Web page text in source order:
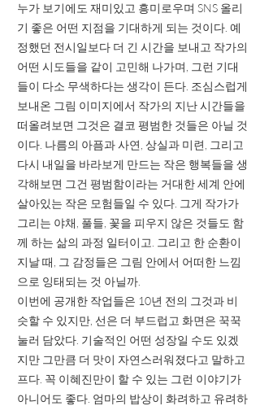
누가 보기에도 재미있고 흥미로우며 SNS 올리
기 좋은 어떤 지점을 기대하게 되는 것이다. 예
정했던 전시일보다 더 긴 시간을 보내고 작가의
어떤 시도들을 같이 고민해 나가며, 그런 기대
들이 다소 무색하다는 생각이 든다. 조심스럽게
보내온 그림 이미지에서 작가의 지난 시간들을
떠올려보면 그것은 결코 평범한 것들은 아닐 것
이다. 나름의 아픔과 사연, 상실과 미련, 그리고
다시 내일을 바라보게 만드는 작은 행복들을 생
각해보면 그건 평범함이라는 거대한 세계 안에
살아있는 작은 모험들일 수 있다. 그게 작가가
그리는 야채, 풀들, 꽃을 피우지 않은 것들도 함
께 하는 삶의 과정 일터이고. 그리고 한 순환이
지날 때, 그 감정들은 그림 안에서 어떠한 느낌
으로 잉태되는 것 아닐까.
이번에 공개한 작업들은 10년 전의 그것과 비
슷할 수 있지만, 선은 더 부드럽고 화면은 꾹꾹
눌러 담았다. 기술적인 어떤 성장일 수도 있겠
지만 그만큼 더 맛이 자연스러워졌다고 말하고
프다. 꼭 이혜진만이 할 수 있는 그런 이야기가
아니어도 좋다. 엄마의 밥상이 화려하고 유려하